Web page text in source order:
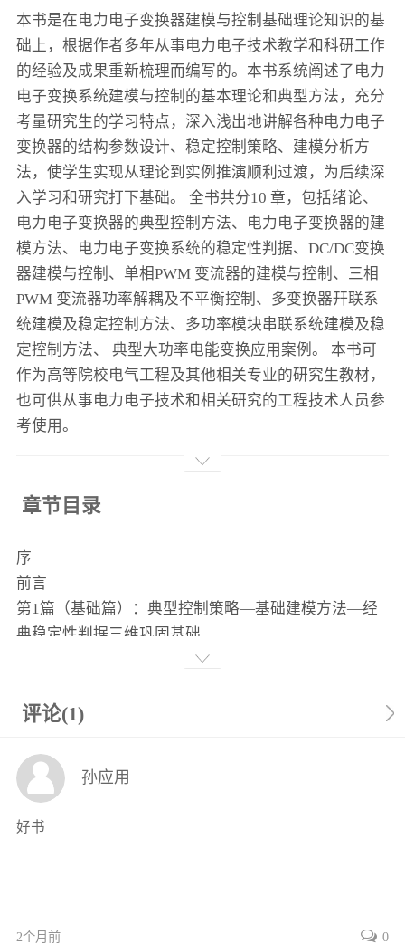
本书是在电力电子变换器建模与控制基础理论知识的基
础上，根据作者多年从事电力电子技术教学和科研工作
的经验及成果重新梳理而编写的。本书系统阐述了电力
电子变换系统建模与控制的基本理论和典型方法，充分
考量研究生的学习特点，深入浅出地讲解各种电力电子
变换器的结构参数设计、稳定控制策略、建模分析方
法，使学生实现从理论到实例推演顺利过渡，为后续深
入学习和研究打下基础。 全书共分10 章，包括绪论、
电力电子变换器的典型控制方法、电力电子变换器的建
模方法、电力电子变换系统的稳定性判据、DC/DC变换
器建模与控制、单相PWM 变流器的建模与控制、三相
PWM 变流器功率解耦及不平衡控制、多变换器幵联系
统建模及稳定控制方法、多功率模块串联系统建模及稳
定控制方法、 典型大功率电能变换应用案例。 本书可
作为高等院校电气工程及其他相关专业的研究生教材，
也可供从事电力电子技术和相关研究的工程技术人员参
考使用。
章节目录
序
前言
第1篇（基础篇）：典型控制策略—基础建模方法—经
典稳定性判据三维巩固基础
1.2电力电子变换系统的应用
1.4本书内容的涉及范围和结构
探索与思考
2.1系统控制的任务与要求
2.2比例积分微分控制
评论(1)
孙应用
好书
2个月前 0